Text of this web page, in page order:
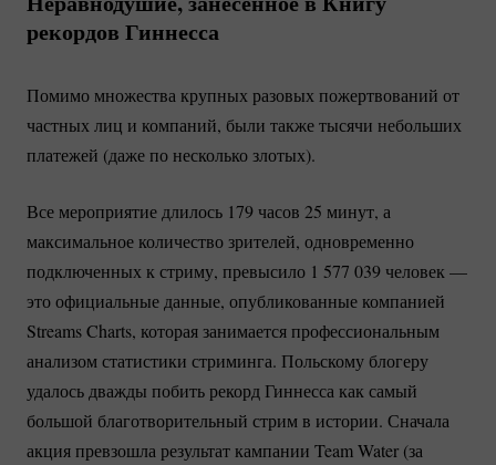
рекордов Гиннесса
Помимо множества крупных разовых пожертвований от
частных лиц и компаний, были также тысячи небольших
платежей (даже по несколько злотых).
Все мероприятие длилось 179 часов 25 минут, а
максимальное количество зрителей, одновременно
подключенных к стриму, превысило 1 577 039 человек —
это официальные данные, опубликованные компанией
Streams Charts, которая занимается профессиональным
анализом статистики стриминга. Польскому блогеру
удалось дважды побить рекорд Гиннесса как самый
большой благотворительный стрим в истории. Сначала
акция превзошла результат кампании Team Water (за